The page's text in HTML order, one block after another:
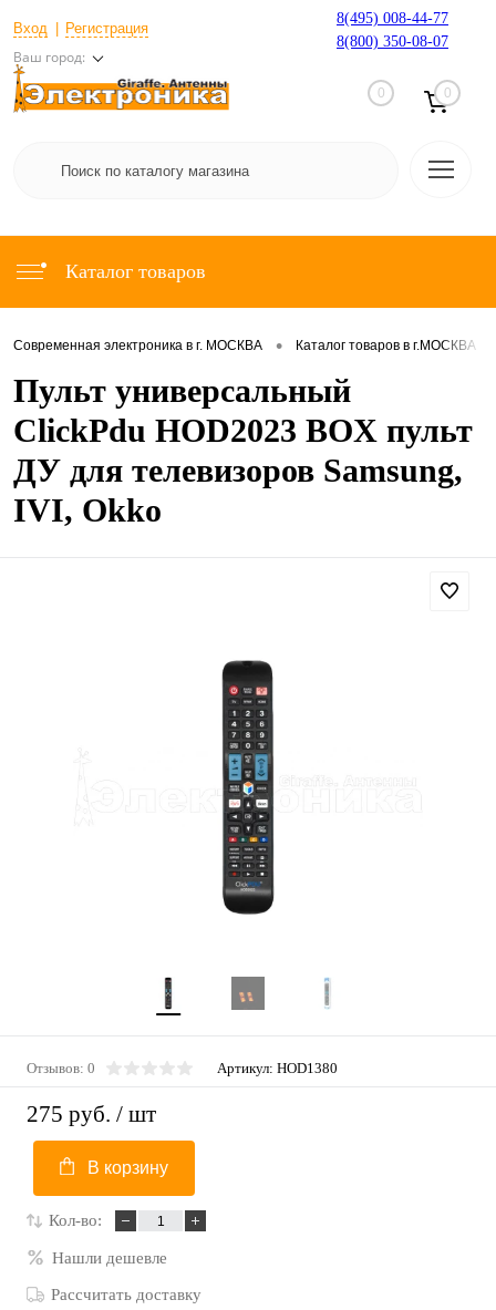
Вход Регистрация
Ваш город:
8(495) 008-44-77
8(800) 350-08-07
0 0
Каталог товаров
Современная электроника в г. МОСКВА • Каталог товаров в г.МОСКВА
Пульт универсальный
ClickPdu HOD2023 BOX пульт
ДУ для телевизоров Samsung,
IVI, Okko
Отзывов: 0 Артикул: HOD1380
275 руб. / шт
В корзину
Кол-во:
Нашли дешевле
Рассчитать доставку